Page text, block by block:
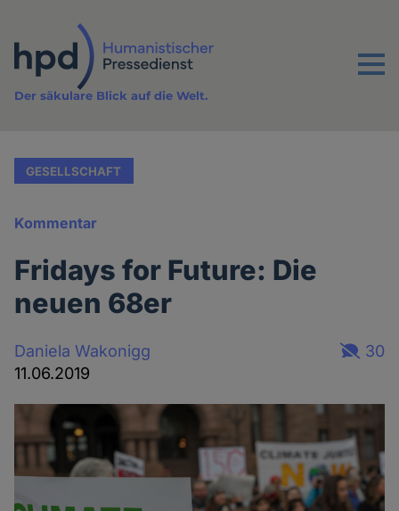
Inhalt
Menu
Der säkulare Blick auf die Welt.
GESELLSCHAFT
Kommentar
Fridays for Future: Die
neuen 68er
Daniela Wakonigg
11.06.2019
30